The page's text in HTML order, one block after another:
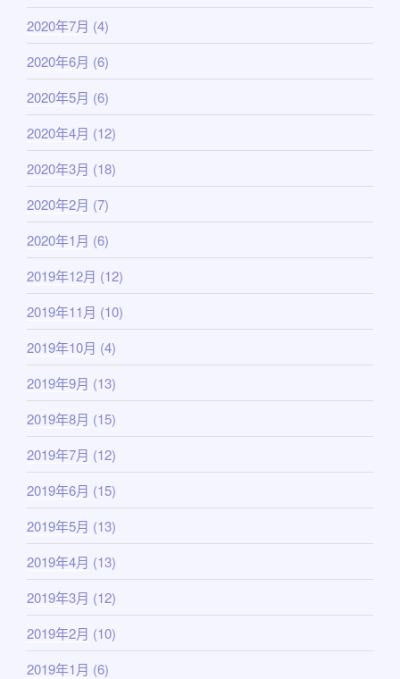
2020年7月 (4)
2020年6月 (6)
2020年5月 (6)
2020年4月 (12)
2020年3月 (18)
2020年2月 (7)
2020年1月 (6)
2019年12月 (12)
2019年11月 (10)
2019年10月 (4)
2019年9月 (13)
2019年8月 (15)
2019年7月 (12)
2019年6月 (15)
2019年5月 (13)
2019年4月 (13)
2019年3月 (12)
2019年2月 (10)
2019年1月 (6)